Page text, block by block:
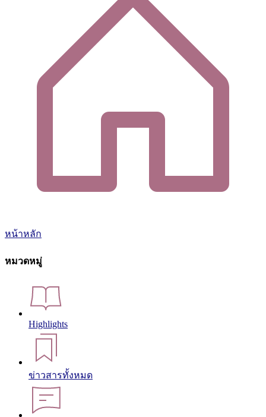
หน้าหลัก
หมวดหมู่
Highlights
ข่าวสารทั้งหมด